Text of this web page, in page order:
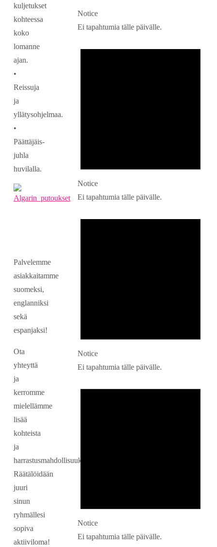
kuljetukset
kohteessa
koko
lomanne
ajan.
•
Reissuja
ja
yllätysohjelmaa.
•
Päättäjäis-
juhla
huvilalla.
Palvelemme
asiakkaitamme
suomeksi,
englanniksi
sekä
espanjaksi!
Ota
yhteyttä
ja
kerromme
mielellämme
lisää
kohteista
ja
harrastusmahdollisuuksista.
Räätälöidään
juuri
sinun
ryhmällesi
sopiva
aktiiviloma!
Notice
Ei tapahtumia tälle päivälle.
Notice
Ei tapahtumia tälle päivälle.
Notice
Ei tapahtumia tälle päivälle.
Notice
Ei tapahtumia tälle päivälle.